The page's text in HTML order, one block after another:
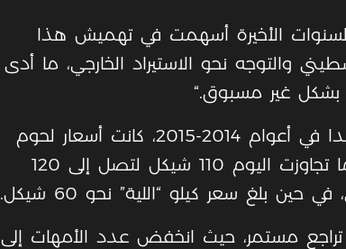
السنوات الأخيرة أسهمت في تهميش هذا
والتوجه نحو الاستيراد الخارجي، ما أدى
بشكل غير مسبوق.
“
وأضاف أنه قبل نحو 10 سنوات، وتحديدا في أعوام 2014-2015، كانت أسعار لحوم
الخاروف تتراوح بين 55 و60 شيكلا، بينما تجاوزت اليوم 110 شيكل لتصل إلى 120
حين بلغ سعر كيلو “اللية” نحو 60 شيكل.
تراجع مستمر، حيث انخفض عدد الأمهات إلى